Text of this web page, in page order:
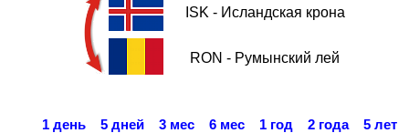
ISK - Исландская крона
RON - Румынский лей
1 день 5 дней 3 мес 6 мес 1 год 2 года 5 лет